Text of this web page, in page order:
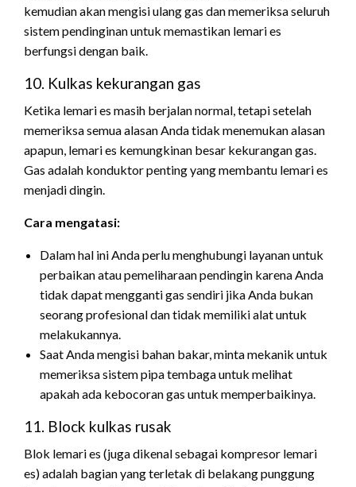
kemudian akan mengisi ulang gas dan memeriksa seluruh
sistem pendinginan untuk memastikan lemari es
berfungsi dengan baik.
10. Kulkas kekurangan gas
Ketika lemari es masih berjalan normal, tetapi setelah
memeriksa semua alasan Anda tidak menemukan alasan
apapun, lemari es kemungkinan besar kekurangan gas.
Gas adalah konduktor penting yang membantu lemari es
menjadi dingin.
Cara mengatasi:
Dalam hal ini Anda perlu menghubungi layanan untuk
perbaikan atau pemeliharaan pendingin karena Anda
tidak dapat mengganti gas sendiri jika Anda bukan
seorang profesional dan tidak memiliki alat untuk
melakukannya.
Saat Anda mengisi bahan bakar, minta mekanik untuk
memeriksa sistem pipa tembaga untuk melihat
apakah ada kebocoran gas untuk memperbaikinya.
11. Block kulkas rusak
Blok lemari es (juga dikenal sebagai kompresor lemari
es) adalah bagian yang terletak di belakang punggung